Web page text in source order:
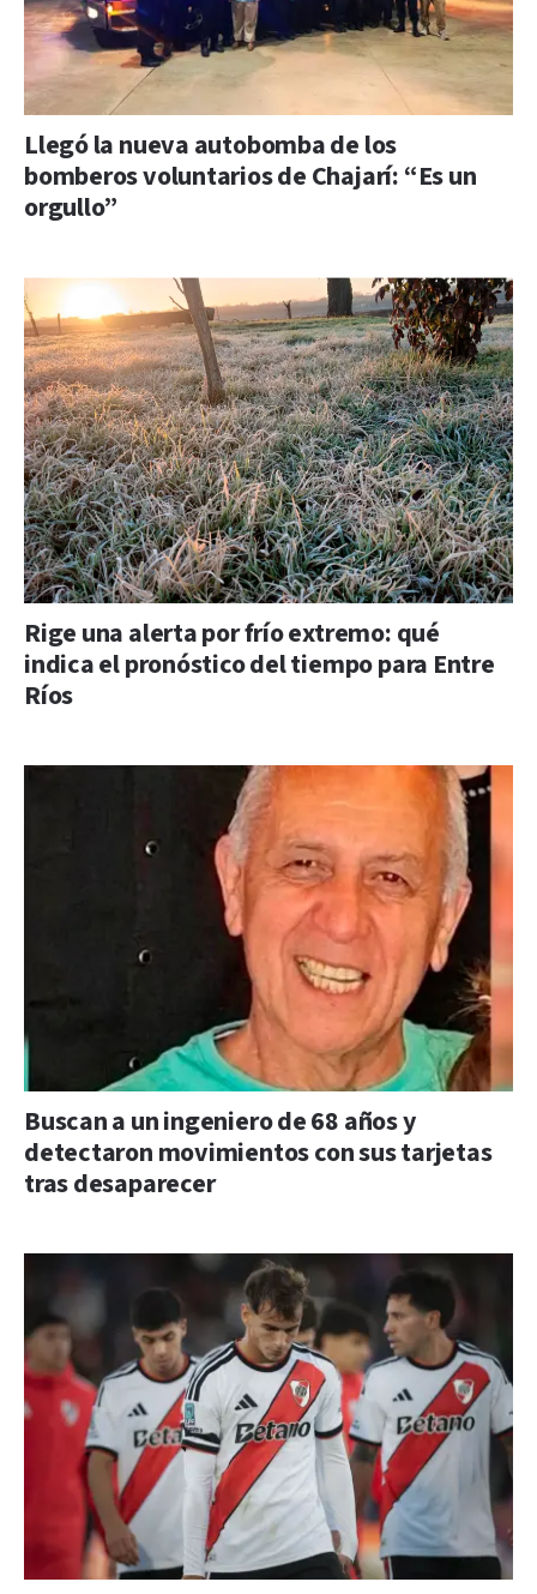
Llegó la nueva autobomba de los
bomberos voluntarios de Chajarí: “Es un
orgullo”
Rige una alerta por frío extremo: qué
indica el pronóstico del tiempo para Entre
Ríos
Buscan a un ingeniero de 68 años y
detectaron movimientos con sus tarjetas
tras desaparecer